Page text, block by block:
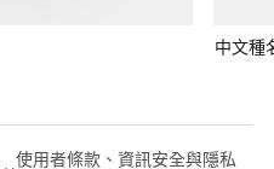
中文種
使用者條款、資訊安全與隱私